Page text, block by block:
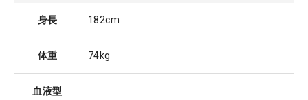
身長 182cm
体重 74kg
血液型